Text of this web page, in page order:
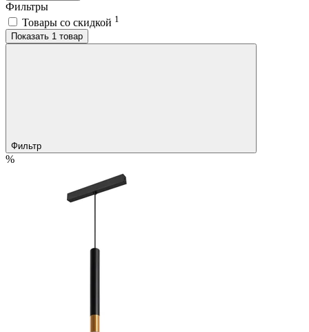
Фильтры
Товары со скидкой 1
Показать 1 товар
Фильтр
%